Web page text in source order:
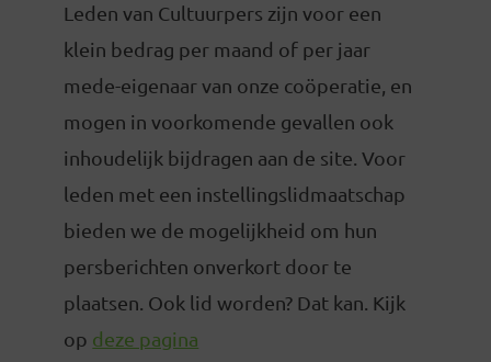
Leden van Cultuurpers zijn voor een
klein bedrag per maand of per jaar
mede-eigenaar van onze coöperatie, en
mogen in voorkomende gevallen ook
inhoudelijk bijdragen aan de site. Voor
leden met een instellingslidmaatschap
bieden we de mogelijkheid om hun
persberichten onverkort door te
plaatsen. Ook lid worden? Dat kan. Kijk
op deze pagina